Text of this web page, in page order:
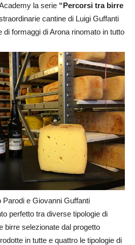
la serie “Percorsi tra birre
cantine di Luigi Guffanti
di formaggi di Arona rinomato in tutto
e Giovanni Guffanti
perfetto tra diverse tipologie di
birre selezionate dal progetto
in tutte e quattro le tipologie di